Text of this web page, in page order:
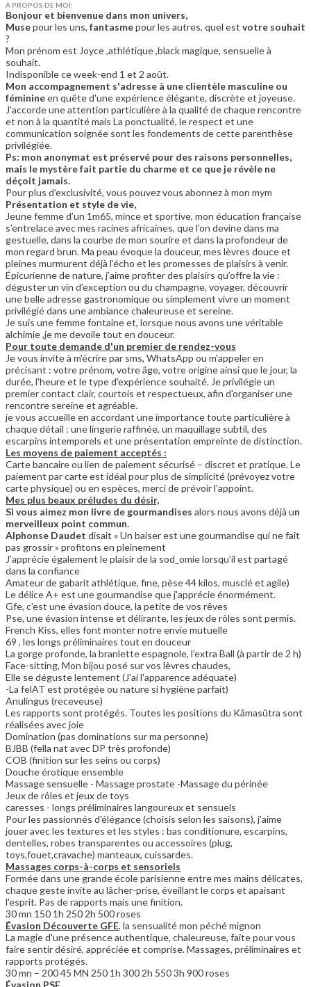
À PROPOS DE MOI:
Bonjour et bienvenue dans mon univers,
Musepour les uns, fantasmepour les autres, quel est votre souhait
?
Mon prénom est Joyce ,athlétique ,black magique, sensuelle à
souhait.
Indisponible ce week-end 1 et 2 août.
Mon accompagnement s'adresse à une clientèle masculine ou
féminineen quête d'une expérience élégante, discrète et joyeuse.
J’accorde une attention particulière à la qualité de chaque rencontre
et non à la quantité mais La ponctualité, le respect et une
communication soignée sont les fondements de cette parenthèse
privilégiée.
Ps: mon anonymat est préservé pour des raisons personnelles,
mais le mystère fait partie du charme et ce que je révèle ne
déçoit jamais.
Pour plus d’exclusivité, vous pouvez vous abonnez à mon mym
Présentation et style de vie,
Jeune femme d’un 1m65, mince et sportive, mon éducation française
s’entrelace avec mes racines africaines, que l’on devine dans ma
gestuelle, dans la courbe de mon sourire et dans la profondeur de
mon regard brun. Ma peau évoque la douceur, mes lèvres douce et
pleines murmurent déjà l’écho et les promesses de plaisirs à venir.
Épicurienne de nature, j’aime profiter des plaisirs qu’offre la vie :
déguster un vin d’exception ou du champagne, voyager, découvrir
une belle adresse gastronomique ou simplement vivre un moment
privilégié dans une ambiance chaleureuse et sereine.
Je suis une femme fontaine et, lorsque nous avons une véritable
alchimie ,je me devoile tout en douceur.
Pour toute demande d'un premier de rendez-vous
Je vous invite à m'écrire par sms, WhatsApp ou m'appeler en
précisant : votre prénom, votre âge, votre origine ainsi que le jour, la
durée, l'heure et le type d'expérience souhaité. Je privilégie un
premier contact clair, courtois et respectueux, afin d'organiser une
rencontre sereine et agréable.
je vous accueille en accordant une importance toute particulière à
chaque détail : une lingerie raffinée, un maquillage subtil, des
escarpins intemporels et une présentation empreinte de distinction.
Les moyens de paiement acceptés :
Carte bancaire ou lien de paiement sécurisé – discret et pratique. Le
paiement par carte est idéal pour plus de simplicité (prévoyez votre
carte physique) ou en espèces, merci de prévoir l’appoint.
Mes plus beaux préludes du désir,
Si vous aimez mon livre de gourmandises alors nous avons déjà un
merveilleux point commun.
Alphonse Daudet disait « Un baiser est une gourmandise qui ne fait
pas grossir » profitons en pleinement
J’apprécie également le plaisir de la sod_omie lorsqu’il est partagé
dans la confiance
Amateur de gabarit athlétique, fine, pèse 44 kilos, musclé et agile)
Le délice A+ est une gourmandise que j'apprécie énormément.
Gfe, c'est une évasion douce, la petite de vos rêves
Pse, une évasion intense et délirante, les jeux de rôles sont permis.
French Kiss, elles font monter notre envie mutuelle
69 , les longs préliminaires tout en douceur
La gorge profonde, la branlette espagnole, l’extra Ball (à partir de 2 h)
Face-sitting, Mon bijou posé sur vos lèvres chaudes,
Elle se déguste lentement (J'ai l'apparence adéquate)
-La felAT est protégée ou nature si hygiène parfait)
Anulingus (receveuse)
Les rapports sont protégés. Toutes les positions du Kâmasûtra sont
réalisées avec joie
Domination (pas dominations sur ma personne)
BJBB (fella nat avec DP très profonde)
COB (finition sur les seins ou corps)
Douche érotique ensemble
Massage sensuelle - Massage prostate -Massage du périnée
Jeux de rôles et jeux de toys
caresses - longs préliminaires langoureux et sensuels
Pour les passionnés d’élégance (choisis selon les saisons), j’aime
jouer avec les textures et les styles : bas conditionure, escarpins,
dentelles, robes transparentes ou accessoires (plug,
toys,fouet,cravache) manteaux, cuissardes.
Massages corps-à-corps et sensoriels
Formée dans une grande école parisienne entre mes mains délicates,
chaque geste invite au lâcher-prise, éveillant le corps et apaisant
l'esprit. Pas de rapports mais une finition.
30 mn 150 1h 250 2h 500 roses
Évasion Découverte GFE, la sensualité mon péché mignon
La magie d'une présence authentique, chaleureuse, faite pour vous
faire sentir désiré, appréciée et comprise. Massages, préliminaires et
rapports protégés.
30 mn – 200 45 MN 250 1h 300 2h 550 3h 900 roses